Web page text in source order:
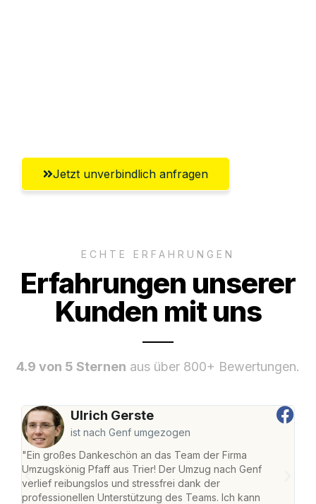
Jetzt unverbindlich anfragen
ECHTE ERFAHRUNGEN
Erfahrungen unserer
Kunden mit uns
4.9 von 5 Sternen aus über 800+ Bewertungen.
Ulrich Gerste
ist nach Genf umgezogen
"Ein großes Dankeschön an das Team der Firma
Umzugskönig Pfaff aus Trier! Der Umzug nach Genf
verlief reibungslos und stressfrei dank der
professionellen Unterstützung des Teams. Ich kann